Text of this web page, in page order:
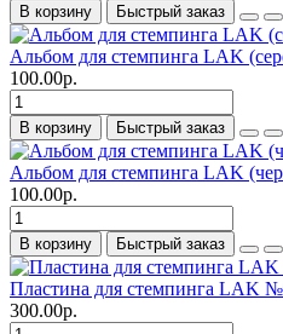
В корзину Быстрый заказ
Альбом для стемпинга LAK
100.00р.
В корзину Быстрый заказ
Альбом для стемпинга LAK
100.00р.
В корзину Быстрый заказ
Пластина для стемпинга LAK
300.00р.